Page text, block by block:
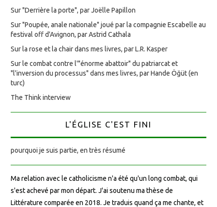
Sur "Derrière la porte", par Joëlle Papillon
Sur "Poupée, anale nationale" joué par la compagnie Escabelle au
festival off d'Avignon, par Astrid Cathala
Sur la rose et la chair dans mes livres, par L.R. Kasper
Sur le combat contre l'"énorme abattoir" du patriarcat et
"l'inversion du processus" dans mes livres, par Hande Öğüt (en
turc)
The Think interview
L'ÉGLISE C'EST FINI
pourquoi je suis partie, en très résumé
Ma relation avec le catholicisme n'a été qu'un long combat, qui
s'est achevé par mon départ. J'ai soutenu ma thèse de
Littérature comparée en 2018. Je traduis quand ça me chante, et